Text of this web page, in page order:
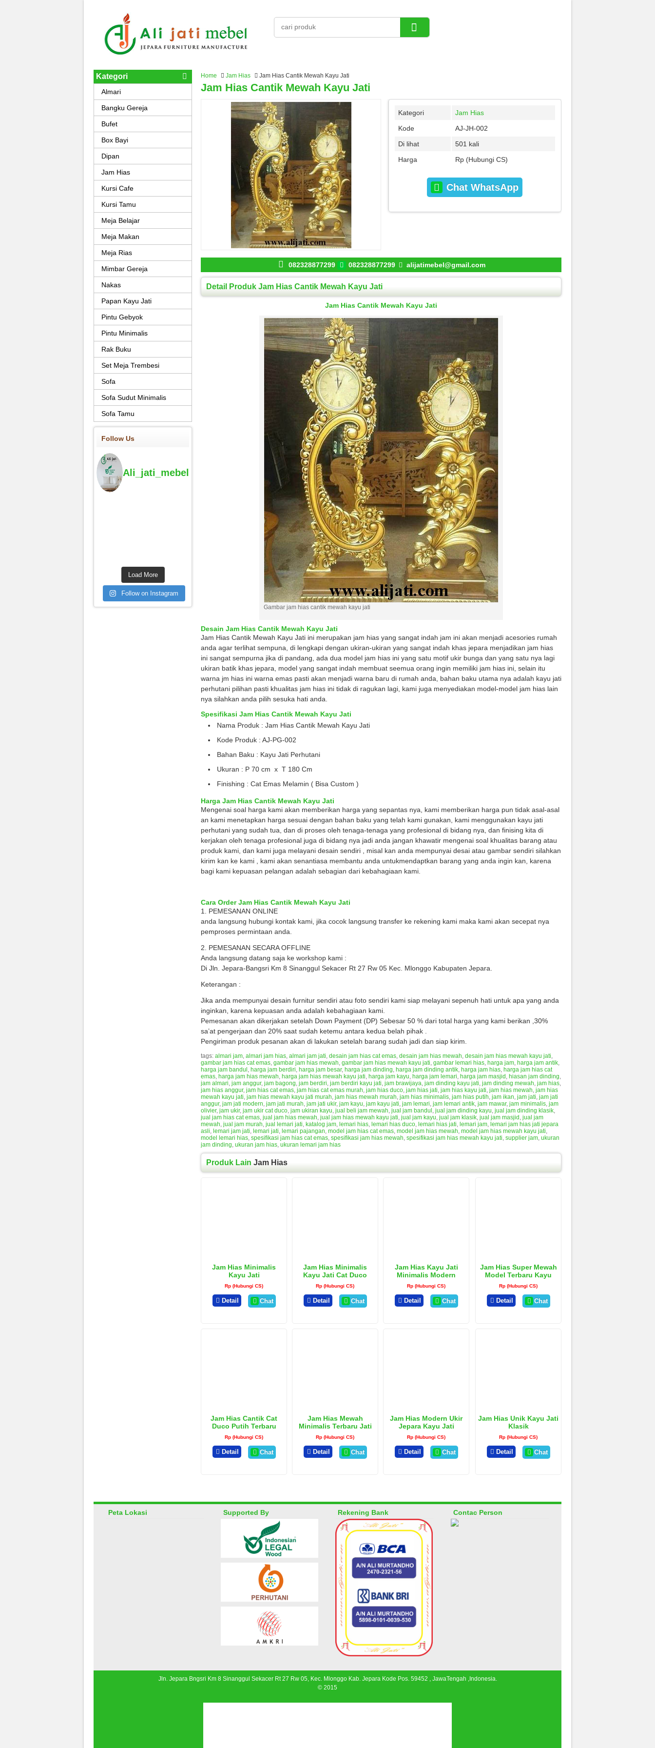
Home Jam Hias Jam Hias Cantik Mewah Kayu Jati
Jam Hias Cantik Mewah Kayu Jati
Kategori
Jam Hias
Kode
AJ-JH-002
Di lihat
501 kali
Harga
Rp (Hubungi CS)
Chat WhatsApp
082328877299 082328877299 alijatimebel@gmail.com
Detail Produk Jam Hias Cantik Mewah Kayu Jati
Jam Hias Cantik Mewah Kayu Jati
Gambar jam hias cantik mewah kayu jati
Desain Jam Hias Cantik Mewah Kayu Jati
Jam Hias Cantik Mewah Kayu Jati ini merupakan jam hias yang sangat indah jam ini akan menjadi acesories rumah
anda agar terlihat sempuna, di lengkapi dengan ukiran-ukiran yang sangat indah khas jepara menjadikan jam hias
ini sangat sempurna jika di pandang, ada dua model jam hias ini yang satu motif ukir bunga dan yang satu nya lagi
ukiran batik khas jepara, model yang sangat indah membuat seemua orang ingin memiliki jam hias ini, selain itu
warna jm hias ini warna emas pasti akan menjadi warna baru di rumah anda, bahan baku utama nya adalah kayu jati
perhutani pilihan pasti khualitas jam hias ini tidak di ragukan lagi, kami juga menyediakan model-model jam hias lain
nya silahkan anda pilih sesuka hati anda.
Spesifikasi Jam Hias Cantik Mewah Kayu Jati
Nama Produk : Jam Hias Cantik Mewah Kayu Jati
Kode Produk : AJ-PG-002
Bahan Baku : Kayu Jati Perhutani
Ukuran : P 70 cm x T 180 Cm
Finishing : Cat Emas Melamin ( Bisa Custom )
Harga Jam Hias Cantik Mewah Kayu Jati
Mengenai soal harga kami akan memberikan harga yang sepantas nya, kami memberikan harga pun tidak asal-asal
an kami menetapkan harga sesuai dengan bahan baku yang telah kami gunakan, kami menggunakan kayu jati
perhutani yang sudah tua, dan di proses oleh tenaga-tenaga yang profesional di bidang nya, dan finising kita di
kerjakan oleh tenaga profesional juga di bidang nya jadi anda jangan khawatir mengenai soal khualitas barang atau
produk kami, dan kami juga melayani desain sendiri , misal kan anda mempunyai desai atau gambar sendiri silahkan
kirim kan ke kami , kami akan senantiasa membantu anda untukmendaptkan barang yang anda ingin kan, karena
bagi kami kepuasan pelangan adalah sebagian dari kebahagiaan kami.
Cara Order Jam Hias Cantik Mewah Kayu Jati
1. PEMESANAN ONLINE
anda langsung hubungi kontak kami, jika cocok langsung transfer ke rekening kami maka kami akan secepat nya
pemproses permintaan anda.
2. PEMESANAN SECARA OFFLINE
Anda langsung datang saja ke workshop kami :
Di Jln. Jepara-Bangsri Km 8 Sinanggul Sekacer Rt 27 Rw 05 Kec. Mlonggo Kabupaten Jepara.
Keterangan :
Jika anda mempunyai desain furnitur sendiri atau foto sendiri kami siap melayani sepenuh hati untuk apa yang anda
inginkan, karena kepuasan anda adalah kebahagiaan kami.
Pemesanan akan dikerjakan setelah Down Payment (DP) Sebesar 50 % dari total harga yang kami berikan ,30%
sa’at pengerjaan dan 20% saat sudah ketemu antara kedua belah pihak .
Pengiriman produk pesanan akan di lakukan setelah barang sudah jadi dan siap kirim.
tags: almari jam, almari jam hias, almari jam jati, desain jam hias cat emas, desain jam hias mewah, desain jam hias mewah kayu jati,
gambar jam hias cat emas, gambar jam hias mewah, gambar jam hias mewah kayu jati, gambar lemari hias, harga jam, harga jam antik,
harga jam bandul , harga jam berdiri, harga jam besar, harga jam dinding, harga jam dinding antik, harga jam hias, harga jam hias cat
emas, harga jam hias mewah, harga jam hias mewah kayu jati, harga jam kayu, harga jam lemari, harga jam masjid , hiasan jam dinding,
jam almari, jam anggur, jam bagong, jam berdiri, jam berdiri kayu jati, jam brawijaya, jam dinding kayu jati, jam dinding mewah, jam hias,
jam hias anggur, jam hias cat emas, jam hias cat emas murah, jam hias duco, jam hias jati, jam hias kayu jati, jam hias mewah, jam hias
mewah kayu jati, jam hias mewah kayu jati murah, jam hias mewah murah, jam hias minimalis, jam hias putih, jam ikan, jam jati, jam jati
anggur, jam jati modern, jam jati murah, jam jati ukir, jam kayu, jam kayu jati, jam lemari, jam lemari antik, jam mawar, jam minimalis, jam
olivier, jam ukir, jam ukir cat duco, jam ukiran kayu, jual beli jam mewah, jual jam bandul , jual jam dinding kayu, jual jam dinding klasik,
jual jam hias cat emas, jual jam hias mewah, jual jam hias mewah kayu jati, jual jam kayu, jual jam klasik, jual jam masjid , jual jam
mewah, jual jam murah, jual lemari jati, katalog jam, lemari hias, lemari hias duco, lemari hias jati, lemari jam, lemari jam hias jati jepara
asli, lemari jam jati, lemari jati, lemari pajangan, model jam hias cat emas, model jam hias mewah, model jam hias mewah kayu jati,
model lemari hias, spesifikasi jam hias cat emas, spesifikasi jam hias mewah, spesifikasi jam hias mewah kayu jati, supplier jam, ukuran
jam dinding, ukuran jam hias, ukuran lemari jam hias
Produk Lain Jam Hias
Jam Hias Minimalis
Kayu Jati
Rp (Hubungi CS)
Detail Chat
Jam Hias Minimalis
Kayu Jati Cat Duco
Putih
Rp (Hubungi CS)
Detail Chat
Jam Hias Kayu Jati
Minimalis Modern
Rp (Hubungi CS)
Detail Chat
Jam Hias Super Mewah
Model Terbaru Kayu
Jati
Rp (Hubungi CS)
Detail Chat
Jam Hias Cantik Cat
Duco Putih Terbaru
Rp (Hubungi CS)
Detail Chat
Jam Hias Mewah
Minimalis Terbaru Jati
Belanda
Rp (Hubungi CS)
Detail Chat
Jam Hias Modern Ukir
Jepara Kayu Jati
Rp (Hubungi CS)
Detail Chat
Jam Hias Unik Kayu Jati
Klasik
Rp (Hubungi CS)
Detail Chat
Kategori
Almari
Bangku Gereja
Bufet
Box Bayi
Dipan
Jam Hias
Kursi Cafe
Kursi Tamu
Meja Belajar
Meja Makan
Meja Rias
Mimbar Gereja
Nakas
Papan Kayu Jati
Pintu Gebyok
Pintu Minimalis
Rak Buku
Set Meja Trembesi
Sofa
Sofa Sudut Minimalis
Sofa Tamu
Follow Us
Ali_jati_mebel
Load More
Follow on Instagram
Peta Lokasi Supported By Rekening Bank Contac Person
Jln. Jepara Bngsri Km 8 Sinanggul Sekacer Rt 27 Rw 05, Kec. Mlonggo Kab. Jepara Kode Pos. 59452 , JawaTengah ,Indonesia.
© 2015